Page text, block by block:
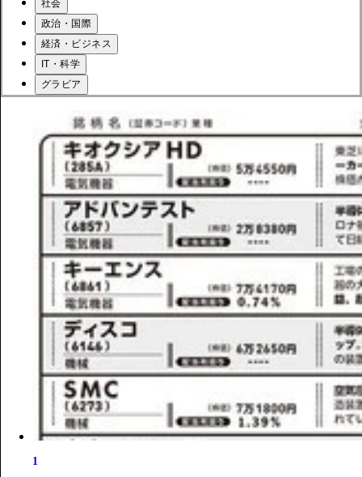
社会
政治・国際
経済・ビジネス
IT・科学
グラビア
1